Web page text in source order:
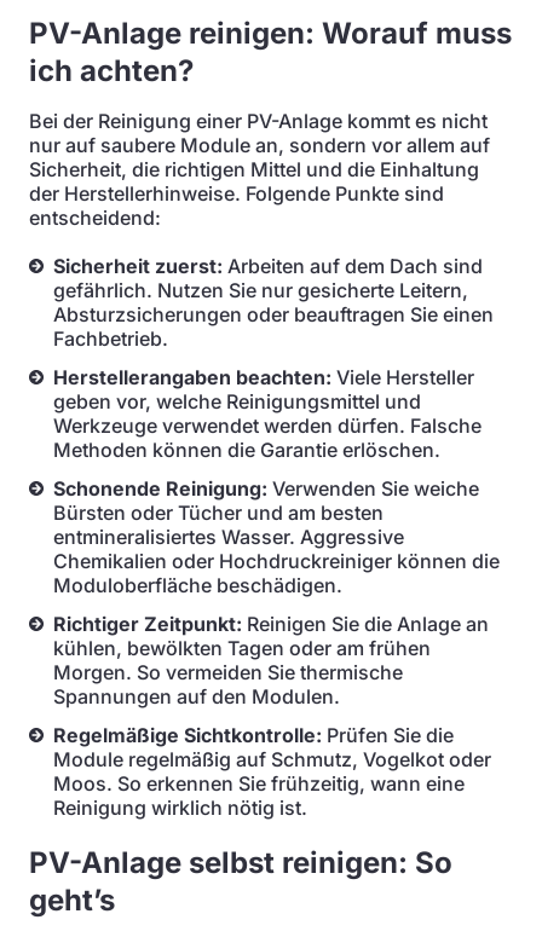
PV-Anlage reinigen: Worauf muss
ich achten?
Bei der Reinigung einer PV-Anlage kommt es nicht
nur auf saubere Module an, sondern vor allem auf
Sicherheit, die richtigen Mittel und die Einhaltung
der Herstellerhinweise. Folgende Punkte sind
entscheidend:
Sicherheit zuerst: Arbeiten auf dem Dach sind
gefährlich. Nutzen Sie nur gesicherte Leitern,
Absturzsicherungen oder beauftragen Sie einen
Fachbetrieb.
Herstellerangaben beachten: Viele Hersteller
geben vor, welche Reinigungsmittel und
Werkzeuge verwendet werden dürfen. Falsche
Methoden können die Garantie erlöschen.
Schonende Reinigung: Verwenden Sie weiche
Bürsten oder Tücher und am besten
entmineralisiertes Wasser. Aggressive
Chemikalien oder Hochdruckreiniger können die
Moduloberfläche beschädigen.
Richtiger Zeitpunkt: Reinigen Sie die Anlage an
kühlen, bewölkten Tagen oder am frühen
Morgen. So vermeiden Sie thermische
Spannungen auf den Modulen.
Regelmäßige Sichtkontrolle: Prüfen Sie die
Module regelmäßig auf Schmutz, Vogelkot oder
Moos. So erkennen Sie frühzeitig, wann eine
Reinigung wirklich nötig ist.
PV-Anlage selbst reinigen: So
geht’s